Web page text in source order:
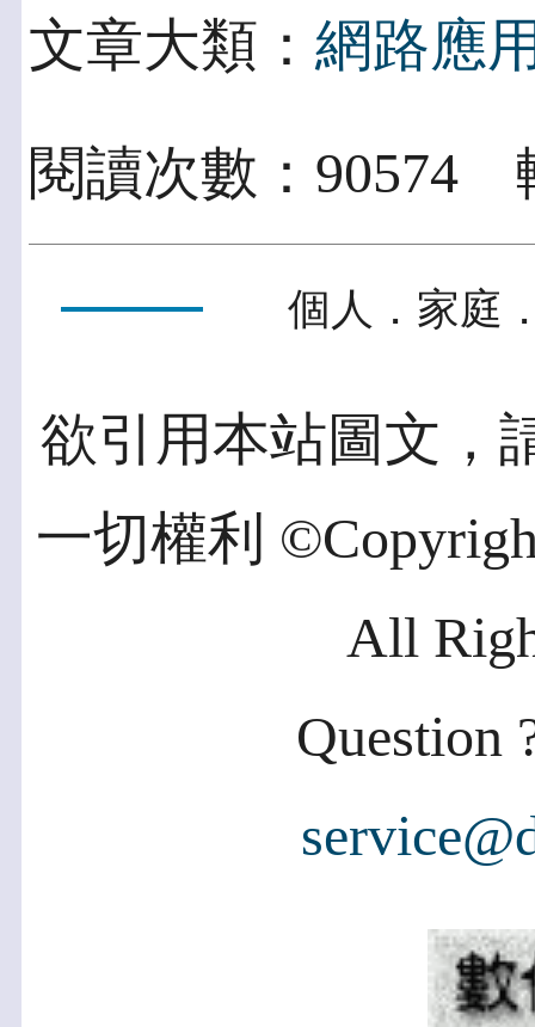
文章大類： 網路應
閱讀次數：90574
個人．家庭
欲引用本站圖文，
一切權利
All
Question